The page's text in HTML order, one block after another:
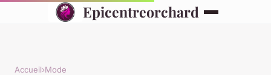
Epicentreorchard
Accueil›Mode